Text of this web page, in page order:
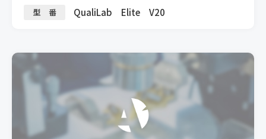
型 番 QualiLab Elite V20